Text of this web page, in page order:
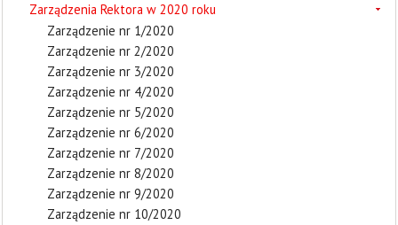
Zarządzenia Rektora w 2020 roku
Zarządzenie nr 1/2020
Zarządzenie nr 2/2020
Zarządzenie nr 3/2020
Zarządzenie nr 4/2020
Zarządzenie nr 5/2020
Zarządzenie nr 6/2020
Zarządzenie nr 7/2020
Zarządzenie nr 8/2020
Zarządzenie nr 9/2020
Zarządzenie nr 10/2020